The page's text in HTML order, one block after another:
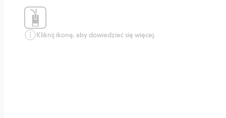
Kliknij ikonę, aby dowiedzieć się więcej.